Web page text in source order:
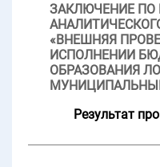
ЗАКЛЮЧЕНИЕ ПО
«ВНЕШНЯЯ
ИСПОЛНЕНИИ
ОБРАЗОВАНИЯ
Результат